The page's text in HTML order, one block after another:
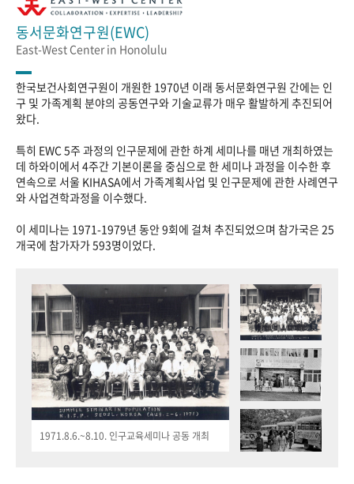
동서문화연구원(EWC)
East-West Center in Honolulu
한국보건사회연구원이 개원한 1970년 이래 동서문화연구원 간에는 인
구 및 가족계획 분야의 공동연구와 기술교류가 매우 활발하게 추진되어
왔다.
특히 EWC 5주 과정의 인구문제에 관한 하계 세미나를 매년 개최하였는
데 하와이에서 4주간 기본이론을 중심으로 한 세미나 과정을 이수한 후
연속으로 서울 KIHASA에서 가족계획사업 및 인구문제에 관한 사례연구
와 사업견학과정을 이수했다.
이 세미나는 1971-1979년 동안 9회에 걸쳐 추진되었으며 참가국은 25
개국에 참가자가 593명이었다.
1971.8.6.~8.10. 인구교육세미나 공동 개최